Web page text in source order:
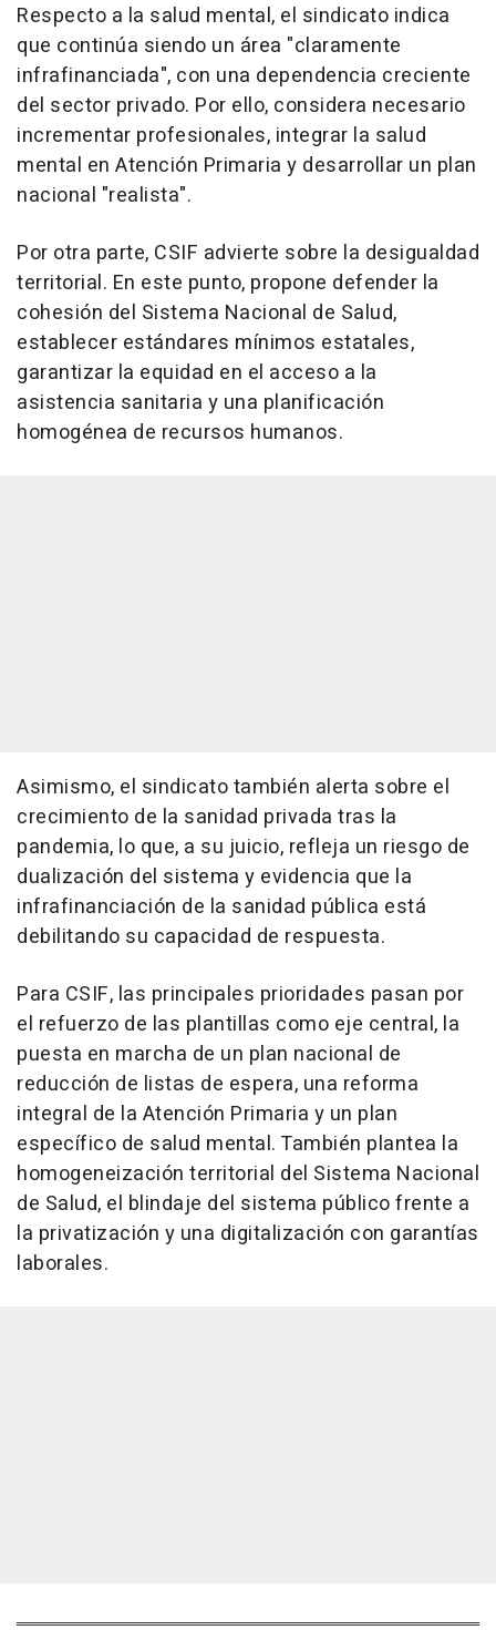
Respecto a la salud mental, el sindicato indica
que continúa siendo un área "claramente
infrafinanciada", con una dependencia creciente
del sector privado. Por ello, considera necesario
incrementar profesionales, integrar la salud
mental en Atención Primaria y desarrollar un plan
nacional "realista".
Por otra parte, CSIF advierte sobre la desigualdad
territorial. En este punto, propone defender la
cohesión del Sistema Nacional de Salud,
establecer estándares mínimos estatales,
garantizar la equidad en el acceso a la
asistencia sanitaria y una planificación
homogénea de recursos humanos.
Asimismo, el sindicato también alerta sobre el
crecimiento de la sanidad privada tras la
pandemia, lo que, a su juicio, refleja un riesgo de
dualización del sistema y evidencia que la
infrafinanciación de la sanidad pública está
debilitando su capacidad de respuesta.
Para CSIF, las principales prioridades pasan por
el refuerzo de las plantillas como eje central, la
puesta en marcha de un plan nacional de
reducción de listas de espera, una reforma
integral de la Atención Primaria y un plan
específico de salud mental. También plantea la
homogeneización territorial del Sistema Nacional
de Salud, el blindaje del sistema público frente a
la privatización y una digitalización con garantías
laborales.